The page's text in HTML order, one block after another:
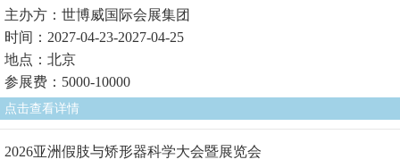
主办方：世博威国际会展集团
时间：2027-04-23-2027-04-25
地点：北京
参展费：5000-10000
点击查看详情
2026亚洲假肢与矫形器科学大会暨展览会